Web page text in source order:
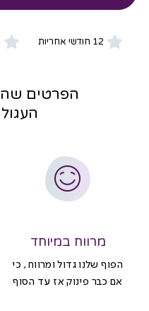
12 חודשי אחריות
הפרטים
מרווח במיוחד
הפוף שלנו גדול ומרווח, כי
אם כבר פינוק אז עד הסוף